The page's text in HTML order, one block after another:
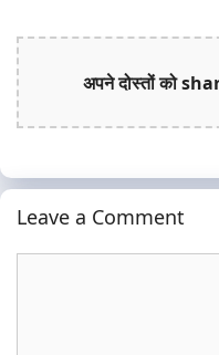
अपने दोस्तों को
Leave a Comment